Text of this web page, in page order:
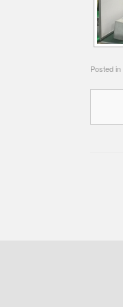
Posted in